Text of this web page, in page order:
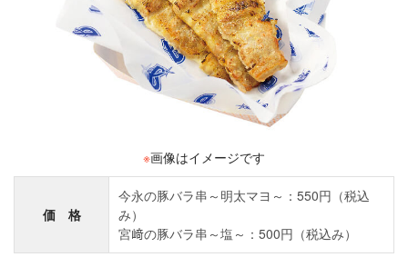
※画像はイメージです
価 格
今永の豚バラ串～明太マヨ～：550円（税込
み）
宮﨑の豚バラ串～塩～：500円（税込み）